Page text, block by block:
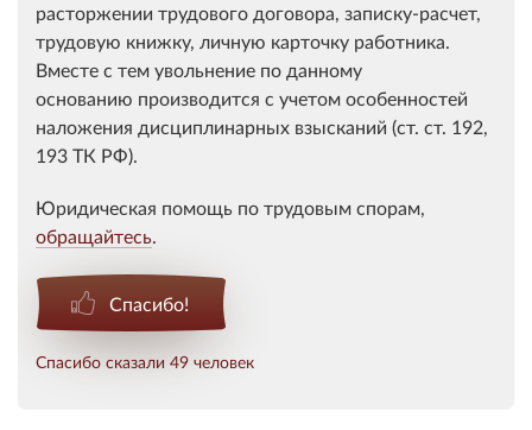
расторжении трудового договора, записку-расчет,
трудовую книжку, личную карточку работника.
Вместе с тем увольнение по данному
основанию производится с учетом особенностей
наложения дисциплинарных взысканий (ст. ст. 192,
193 ТК РФ).
Юридическая помощь по трудовым спорам,
обращайтесь.
Спасибо!
Спасибо сказали 49 человек